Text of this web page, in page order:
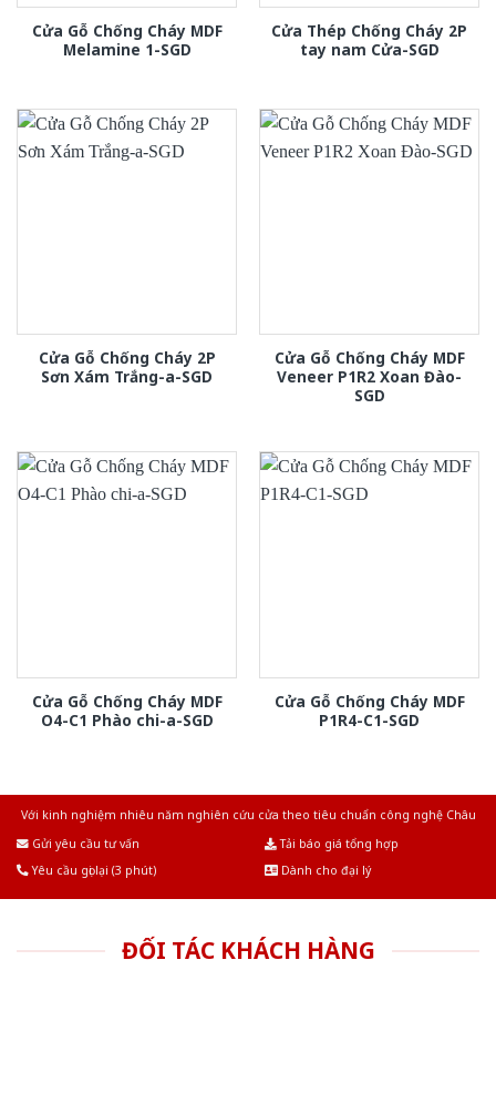
Cửa Gỗ Chống Cháy MDF
Melamine 1-SGD
Cửa Thép Chống Cháy 2P
tay nam Cửa-SGD
Cửa Gỗ Chống Cháy 2P
Sơn Xám Trắng-a-SGD
Cửa Gỗ Chống Cháy MDF
Veneer P1R2 Xoan Đào-
SGD
Cửa Gỗ Chống Cháy MDF
O4-C1 Phào chi-a-SGD
Cửa Gỗ Chống Cháy MDF
P1R4-C1-SGD
Với kinh nghiệm nhiêu năm nghiên cứu cửa theo tiêu chuẩn công nghệ Châu
Gửi yêu cầu tư vấn
Tải báo giá tổng hợp
Yêu cầu gọi lại (3 phút)
Dành cho đại lý
ĐỐI TÁC KHÁCH HÀNG